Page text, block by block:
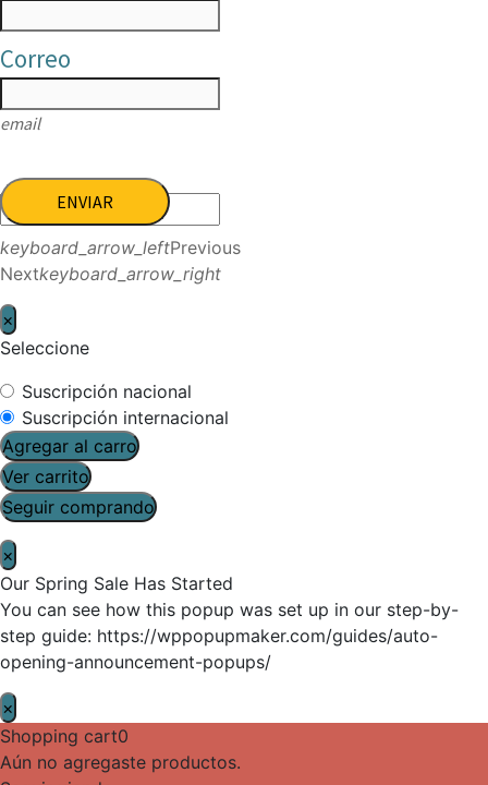
Correo
email
ENVIAR
keyboard_arrow_leftPrevious
Nextkeyboard_arrow_right
×
Seleccione
Suscripción nacional
Suscripción internacional
Agregar al carro
Ver carrito
Seguir comprando
×
Our Spring Sale Has Started
You can see how this popup was set up in our step-by-
step guide: https://wppopupmaker.com/guides/auto-
opening-announcement-popups/
×
Shopping cart0
Aún no agregaste productos.